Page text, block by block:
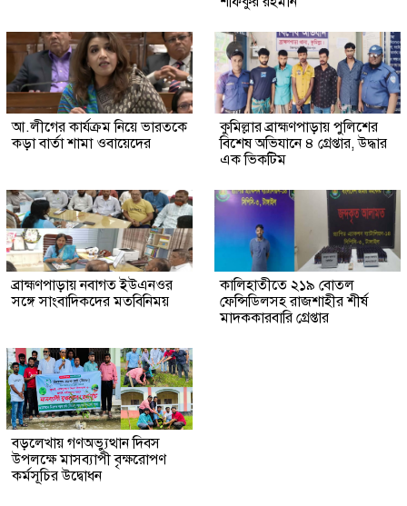
আ.লীগের কার্যক্রম নিয়ে ভারতকে
কড়া বার্তা শামা ওবায়েদের
কুমিল্লার ব্রাহ্মণপাড়ায় পুলিশের
বিশেষ অভিযানে ৪ গ্রেপ্তার, উদ্ধার
এক ভিকটিম
ব্রাহ্মণপাড়ায় নবাগত ইউএনওর
সঙ্গে সাংবাদিকদের মতবিনিময়
কালিহাতীতে ২১৯ বোতল
ফেন্সিডিলসহ রাজশাহীর শীর্ষ
মাদককারবারি গ্রেপ্তার
বড়লেখায় গণঅভ্যুত্থান দিবস
উপলক্ষে মাসব্যাপী বৃক্ষরোপণ
কর্মসূচির উদ্বোধন